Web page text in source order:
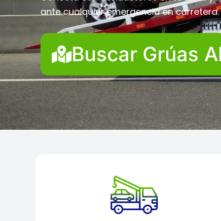
ante cualquier emergencia en carretera.
Buscar Grúas